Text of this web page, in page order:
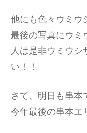
他にも色々ウミウ
最後の写真にウミ
人は是非ウミウ
い！！
さて、明日も串本
今年最後の串本エ